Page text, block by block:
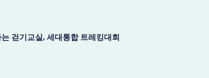
걷기교실, 세대통합 트레킹대회